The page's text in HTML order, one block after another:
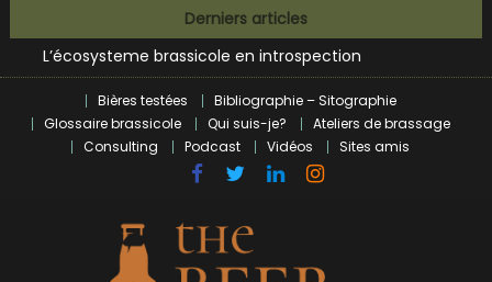
to
content
Derniers articles
L’écosysteme brassicole en introspection
Zoumaï : pionnier de la révolution craft à Marseille
L’intelligence artificielle dans le milieu brassicole
BrewDog racheté par Tilray pour une bouchée de pain ?
Bières et célébrités
Bières testées
Bibliographie – Sitographie
Glossaire brassicole
Qui suis-je?
Ateliers de brassage
Consulting
Podcast Vidéos Sites amis